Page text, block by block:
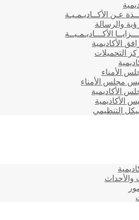
عـن الأكــاديـمـيـة
والرسالة
الأكـــاديـمـيــة
الأكاديمية
التحميلات
الأمناء
مجلس الأمناء
الأكاديمية
الأكاديمية
التنظيمي
والأحداث